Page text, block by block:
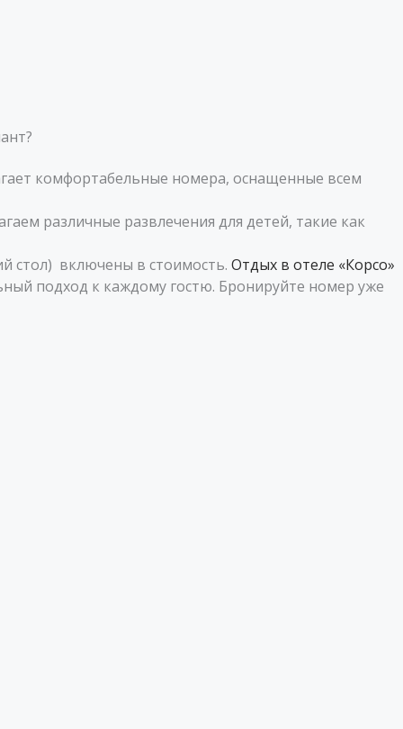
комфортабельные номера, оснащенные всем
различные развлечения для детей, такие как
стол) включены в стоимость. Отдых в отеле «Корсо»
подход к каждому гостю. Бронируйте номер уже